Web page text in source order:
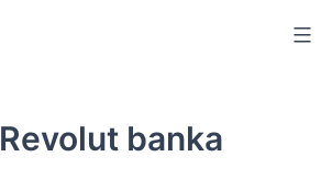
Revolut banka